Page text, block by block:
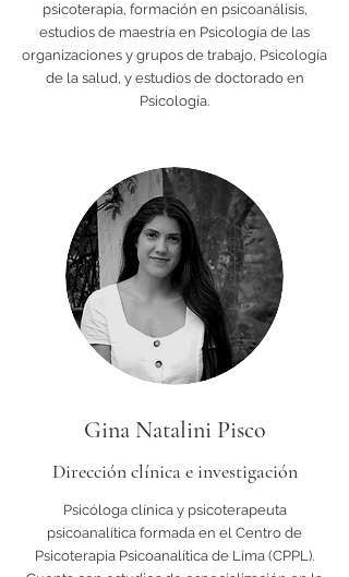
psicoterapia, formación en psicoanálisis,
estudios de maestría en Psicología de las
organizaciones y grupos de trabajo, Psicología
de la salud, y estudios de doctorado en
Psicología.
Gina Natalini Pisco
Dirección clínica e investigación
Psicóloga clínica y psicoterapeuta
psicoanalítica formada en el Centro de
Psicoterapia Psicoanalítica de Lima (CPPL).